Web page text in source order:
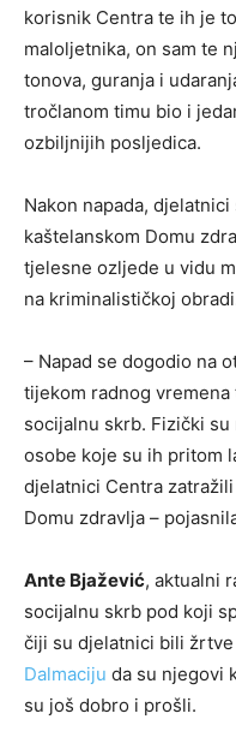
korisnik Centra te ih je
maloljetnika, on sam te
tonova, guranja i
tročlanom timu bio i
ozbiljnijih posljedica.
Nakon napada,
kaštelanskom Domu
tjelesne ozljede u vidu
na kriminalističkoj
– Napad se dogodio na
tijekom radnog
socijalnu skrb. Fizički
osobe koje su ih pritom
djelatnici Centra
Domu zdravlja –
Ante Bjažević, aktualni
socijalnu skrb pod koji
čiji su djelatnici bili
Dalmaciju da su njegovi
su još dobro i prošli.